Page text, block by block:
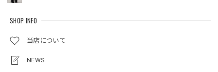
SHOP INFO
当店について
NEWS